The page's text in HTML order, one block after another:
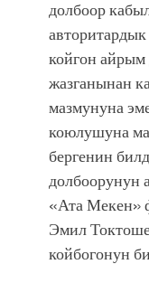
долбоор
койгон айрым
жазганынан
мазмунуна
коюлушуна
бергенин
долбоорунун
«Ата Мекен»
Эмил
койбогонун